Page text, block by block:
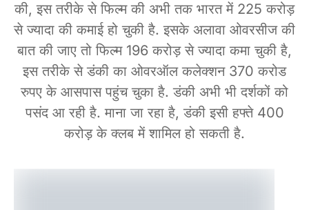
की, इस तरीके से फिल्म की अभी तक भारत में 225 करोड़
से ज्यादा की कमाई हो चुकी है. इसके अलावा ओवरसीज की
बात की जाए तो फिल्म 196 करोड़ से ज्यादा कमा चुकी है,
इस तरीके से डंकी का ओवरऑल कलेक्शन 370 करोड
रुपए के आसपास पहुंच चुका है. डंकी अभी भी दर्शकों को
पसंद आ रही है. माना जा रहा है, डंकी इसी हफ्ते 400
करोड़ के क्लब में शामिल हो सकती है.